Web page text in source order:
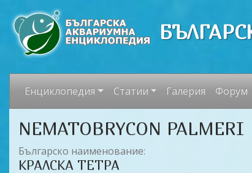
Енциклопедия Статии Галерия Форум
NEMATOBRYCON
Българско наименование:
КРАЛСКА ТЕТРА